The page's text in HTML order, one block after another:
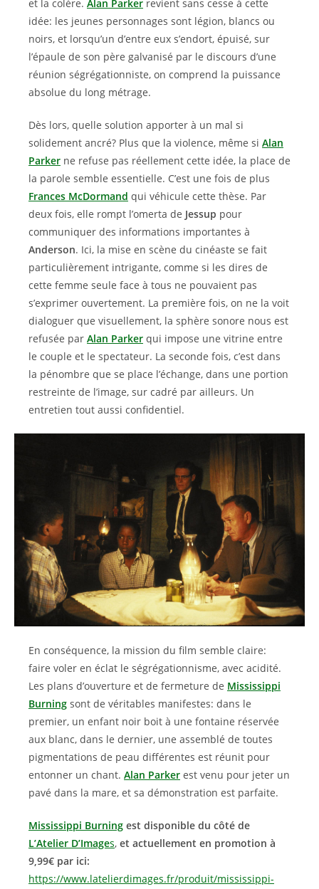
et la colère. Alan Parker revient sans cesse à cette
idée: les jeunes personnages sont légion, blancs ou
noirs, et lorsqu’un d’entre eux s’endort, épuisé, sur
l’épaule de son père galvanisé par le discours d’une
réunion ségrégationniste, on comprend la puissance
absolue du long métrage.
Dès lors, quelle solution apporter à un mal si
solidement ancré? Plus que la violence, même si Alan
Parker ne refuse pas réellement cette idée, la place de
la parole semble essentielle. C’est une fois de plus
Frances McDormand qui véhicule cette thèse. Par
deux fois, elle rompt l’omerta de Jessup pour
communiquer des informations importantes à
Anderson. Ici, la mise en scène du cinéaste se fait
particulièrement intrigante, comme si les dires de
cette femme seule face à tous ne pouvaient pas
s’exprimer ouvertement. La première fois, on ne la voit
dialoguer que visuellement, la sphère sonore nous est
refusée par Alan Parker qui impose une vitrine entre
le couple et le spectateur. La seconde fois, c’est dans
la pénombre que se place l’échange, dans une portion
restreinte de l’image, sur cadré par ailleurs. Un
entretien tout aussi confidentiel.
En conséquence, la mission du film semble claire:
faire voler en éclat le ségrégationnisme, avec acidité.
Les plans d’ouverture et de fermeture de Mississippi
Burning sont de véritables manifestes: dans le
premier, un enfant noir boit à une fontaine réservée
aux blanc, dans le dernier, une assemblé de toutes
pigmentations de peau différentes est réunit pour
entonner un chant. Alan Parker est venu pour jeter un
pavé dans la mare, et sa démonstration est parfaite.
Mississippi Burning est disponible du côté de
L’Atelier D’Images, et actuellement en promotion à
9,99€ par ici:
https://www.latelierdimages.fr/produit/mississippi-